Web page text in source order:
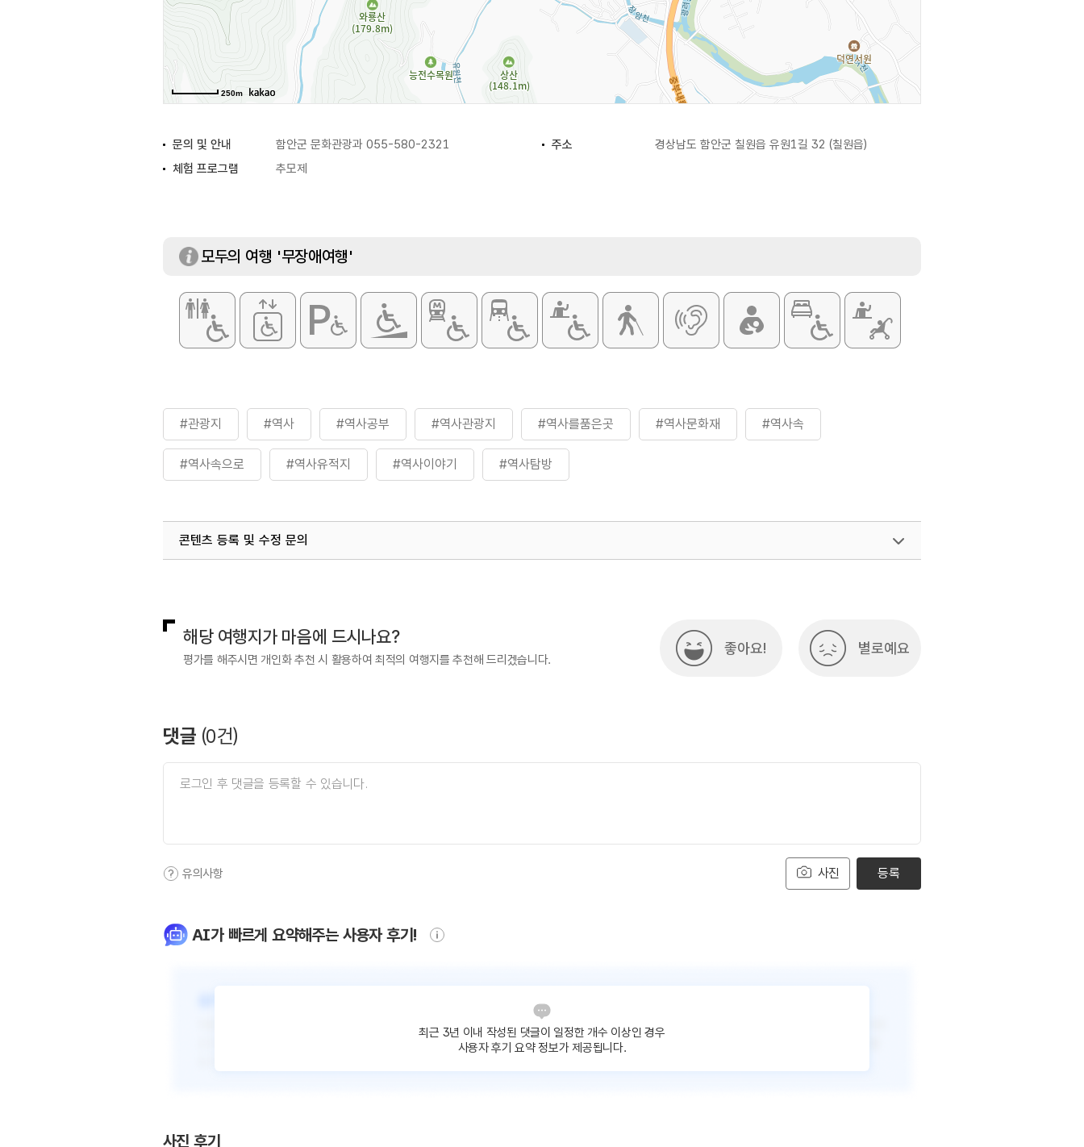
250m
문의 및 안내 함안군 문화관광과 055-580-2321 주소
경상남도 함안군 칠원읍 유원1길 32 (칠원읍)
체험 프로그램
추모제
모두의 여행 '무장애여행'
#관광지 #역사 #역사공부 #역사관광지 #역사를품은곳 #역사문화재 #역사속
#역사속으로 #역사유적지 #역사이야기 #역사탐방
콘텐츠 등록 및 수정 문의
해당 여행지가 마음에 드시나요?
평가를 해주시면 개인화 추천 시 활용하여 최적의 여행지를 추천해 드리겠습니다.
좋아요! 별로예요
댓글 (0건)
사진
유의사항 등록
AI가 빠르게 요약해주는 사용자 후기!
최근 3년 이내 작성된 댓글이 일정한 개수 이상인 경우
사용자 후기 요약 정보가 제공됩니다.
사진 후기